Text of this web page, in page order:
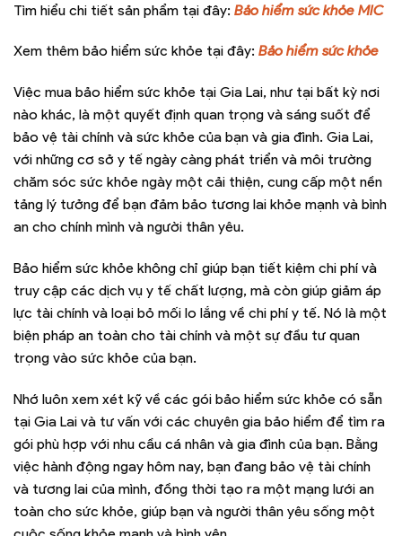
Tìm hiểu chi tiết sản phẩm tại đây: Bảo hiểm sức khỏe MIC
Xem thêm bảo hiểm sức khỏe tại đây: Bảo hiểm sức khỏe
Việc mua bảo hiểm sức khỏe tại Gia Lai, như tại bất kỳ nơi
nào khác, là một quyết định quan trọng và sáng suốt để
bảo vệ tài chính và sức khỏe của bạn và gia đình. Gia Lai,
với những cơ sở y tế ngày càng phát triển và môi trường
chăm sóc sức khỏe ngày một cải thiện, cung cấp một nền
tảng lý tưởng để bạn đảm bảo tương lai khỏe mạnh và bình
an cho chính mình và người thân yêu.
Bảo hiểm sức khỏe không chỉ giúp bạn tiết kiệm chi phí và
truy cập các dịch vụ y tế chất lượng, mà còn giúp giảm áp
lực tài chính và loại bỏ mối lo lắng về chi phí y tế. Nó là một
biện pháp an toàn cho tài chính và một sự đầu tư quan
trọng vào sức khỏe của bạn.
Nhớ luôn xem xét kỹ về các gói bảo hiểm sức khỏe có sẵn
tại Gia Lai và tư vấn với các chuyên gia bảo hiểm để tìm ra
gói phù hợp với nhu cầu cá nhân và gia đình của bạn. Bằng
việc hành động ngay hôm nay, bạn đang bảo vệ tài chính
và tương lai của mình, đồng thời tạo ra một mạng lưới an
toàn cho sức khỏe, giúp bạn và người thân yêu sống một